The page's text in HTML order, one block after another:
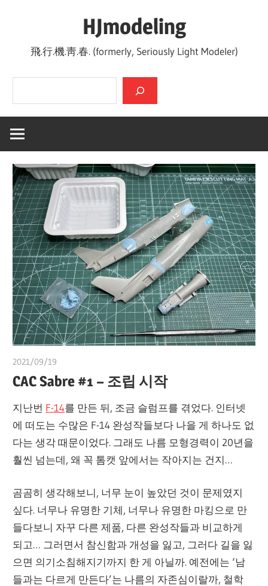
HJmodeling
飛.行.機.靑.春. (formerly, Seriously Light Modeler)
검색
2021/09/19
CAC Sabre #1 – 조립 시작
지난번 F-14를 만든 뒤, 조금 슬럼프를 겪었다. 인터넷
에 떠도는 수많은 F-14 완성작들보다 나을 게 하나도 없
다는 생각 때문이었다. 그래도 나름 모형경력이 20년을
훨씬 넘는데, 왜 꼭 톰캣 앞에서는 작아지는 건지…
곰곰히 생각해보니, 너무 눈이 높았던 것이 문제였지
싶다. 너무나 유명한 기체, 너무나 유명한 마킹으로 만
들다보니 자꾸 다른 제품, 다른 완성작들과 비교하게
되고… 그러면서 참신함과 개성을 잃고, 그러다 길을 잃
으면 의기소침해지기까지 한 게 아닐까. 예전에는 ‘남
들과는 다르게 만든다’는 나름의 자존심이랄까, 철학